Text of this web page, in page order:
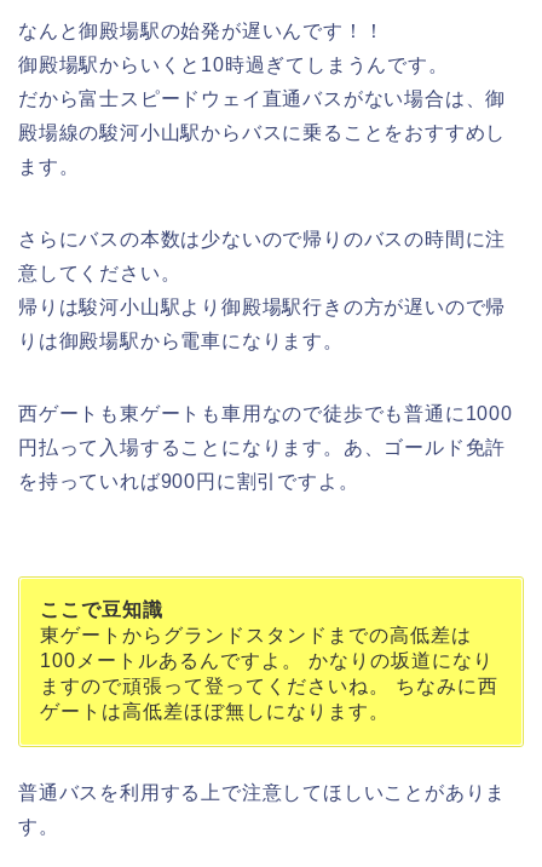
なんと御殿場駅の始発が遅いんです！！
御殿場駅からいくと10時過ぎてしまうんです。
だから富士スピードウェイ直通バスがない場合は、御
殿場線の駿河小山駅からバスに乗ることをおすすめし
ます。
さらにバスの本数は少ないので帰りのバスの時間に注
意してください。
帰りは駿河小山駅より御殿場駅行きの方が遅いので帰
りは御殿場駅から電車になります。
西ゲートも東ゲートも車用なので徒歩でも普通に1000
円払って入場することになります。あ、ゴールド免許
を持っていれば900円に割引ですよ。
ここで豆知識
東ゲートからグランドスタンドまでの高低差は
100メートルあるんですよ。 かなりの坂道になり
ますので頑張って登ってくださいね。 ちなみに西
ゲートは高低差ほぼ無しになります。
普通バスを利用する上で注意してほしいことがありま
す。